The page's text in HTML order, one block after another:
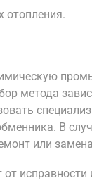
отопления.
метода
В
или
исправности